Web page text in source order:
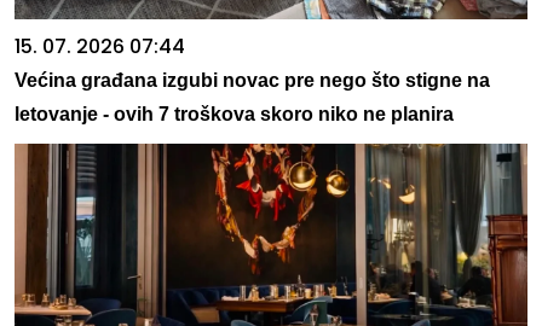
15. 07. 2026 07:44
Većina građana izgubi novac pre nego što stigne na
letovanje - ovih 7 troškova skoro niko ne planira